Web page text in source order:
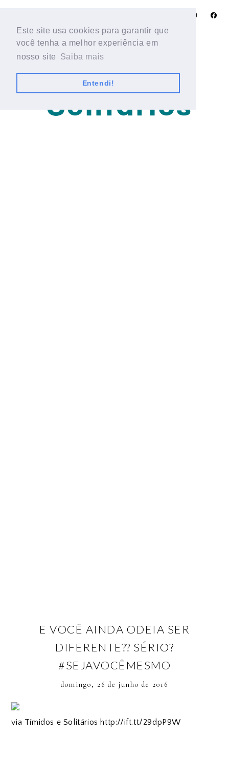
Este site usa cookies para garantir que
você tenha a melhor experiência em
nosso site
Saiba mais
Entendi!
Este site usa cookies para garantir que
você tenha a melhor experiência em
nosso site
Saiba mais
Entendi!
E VOCÊ AINDA ODEIA SER
DIFERENTE?? SÉRIO?
#SEJAVOCÊMESMO
domingo, 26 de junho de 2016
via Tímidos e Solitários http://ift.tt/29dpP9W